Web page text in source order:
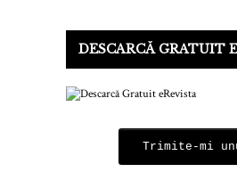
DESCARCĂ GRATUIT
Trimite-mi